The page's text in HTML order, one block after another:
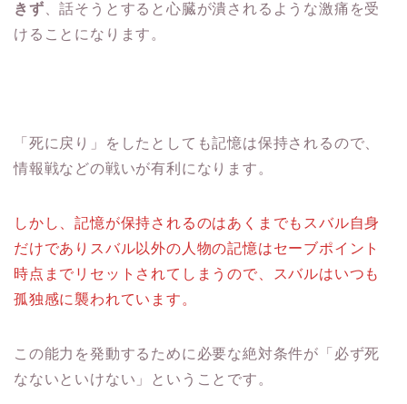
きず 、話そうとすると心臓が潰されるような激痛を受
けることになります。
「死に戻り」をしたとしても記憶は保持されるので、
情報戦などの戦いが有利になります。
しかし、記憶が保持されるのはあくまでもスバル自身
だけでありスバル以外の人物の記憶はセーブポイント
時点までリセットされてしまうので、スバルはいつも
孤独感に襲われています。
この能力を発動するために必要な絶対条件が「必ず死
なないといけない」ということです。